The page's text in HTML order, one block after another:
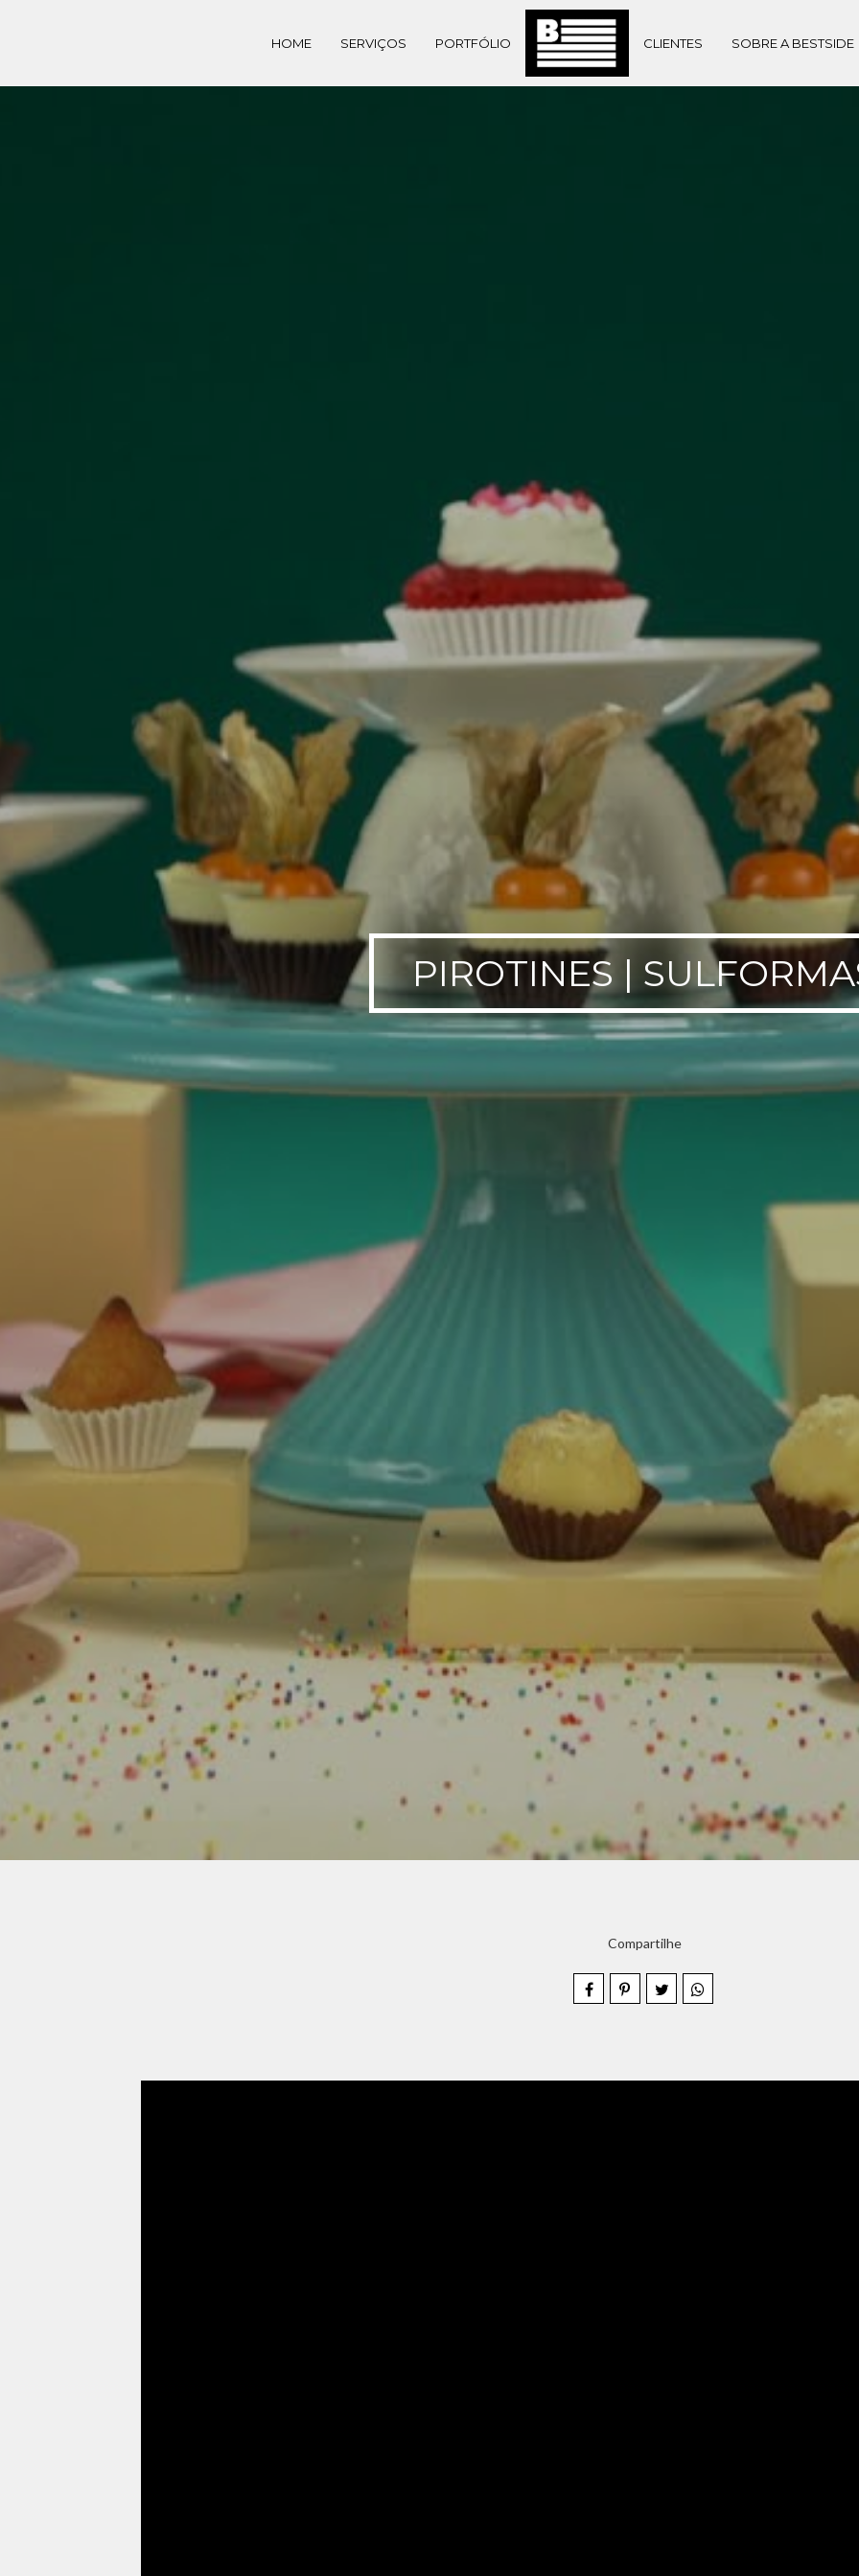
HOME SERVIÇOS PORTFÓLIO CLIENTES SOBRE A BESTSIDE
PIROTINES |
Compartilhe